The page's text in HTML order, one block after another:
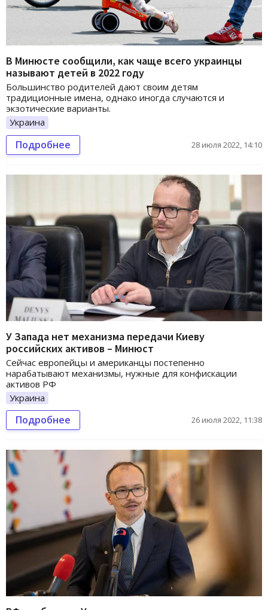
В Минюсте сообщили, как чаще всего украинцы
называют детей в 2022 году
Большинство родителей дают своим детям
традиционные имена, однако иногда случаются и
экзотические варианты.
Украина
Подробнее 28 июля 2022, 14:10
У Запада нет механизма передачи Киеву
российских активов – Минюст
Сейчас европейцы и американцы постепенно
нарабатывают механизмы, нужные для конфискации
активов РФ
Украина
Подробнее 26 июля 2022, 11:38